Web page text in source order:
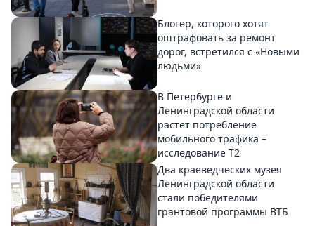
Блогер, которого хотят
оштрафовать за ремонт
дорог, встретился с «Новыми
людьми»
В Петербурге и
Ленинградской области
растет потребление
мобильного трафика –
исследование T2
Два краеведческих музея
Ленинградской области
стали победителями
грантовой программы ВТБ